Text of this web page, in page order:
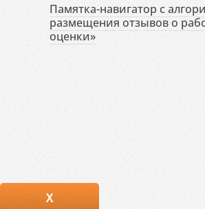
Памятка-навигатор с
размещения отзывов о
оценки»
X